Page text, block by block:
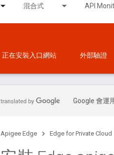
混合式 API
正在安裝入口網站 外部驗證
Google 會運
Apigee Edge Edge for Private Cloud